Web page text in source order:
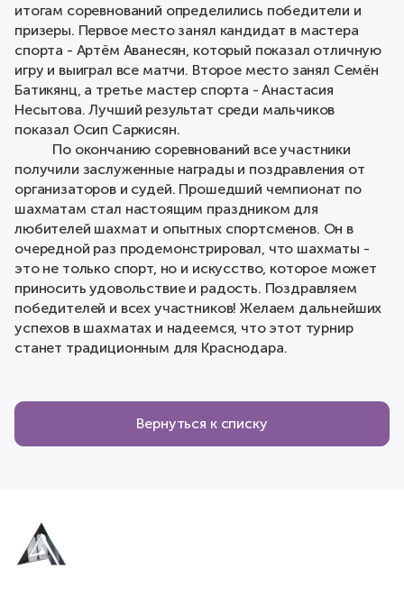
итогам соревнований определились победители и
призеры. Первое место занял кандидат в мастера
спорта - Артём Аванесян, который показал отличную
игру и выиграл все матчи. Второе место занял Семён
Батикянц, а третье мастер спорта - Анастасия
Несытова. Лучший результат среди мальчиков
показал Осип Саркисян.
По окончанию соревнований все участники
получили заслуженные награды и поздравления от
организаторов и судей. Прошедший чемпионат по
шахматам стал настоящим праздником для
любителей шахмат и опытных спортсменов. Он в
очередной раз продемонстрировал, что шахматы -
это не только спорт, но и искусство, которое может
приносить удовольствие и радость. Поздравляем
победителей и всех участников! Желаем дальнейших
успехов в шахматах и надеемся, что этот турнир
станет традиционным для Краснодара.
Вернуться к списку